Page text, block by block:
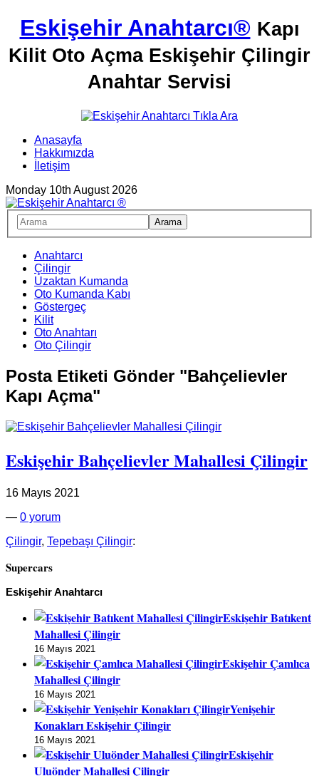
Eskişehir Anahtarcı® Kapı
Kilit Oto Açma Eskişehir Çilingir
Anahtar Servisi
Anasayfa
Hakkımızda
İletişim
Monday 10th August 2026
Anahtarcı
Çilingir
Uzaktan Kumanda
Oto Kumanda Kabı
Göstergeç
Kilit
Oto Anahtarı
Oto Çilingir
Posta Etiketi Gönder "Bahçelievler
Kapı Açma"
Eskişehir Bahçelievler Mahallesi Çilingir
16 Mayıs 2021
— 0 yorum
Çilingir, Tepebaşı Çilingir:
Supercars
Eskişehir Anahtarcı
Eskişehir Batıkent
Mahallesi Çilingir
16 Mayıs 2021
Eskişehir Çamlıca
Mahallesi Çilingir
16 Mayıs 2021
Yenişehir
Konakları Eskişehir Çilingir
16 Mayıs 2021
Eskişehir
Uluönder Mahallesi Çilingir